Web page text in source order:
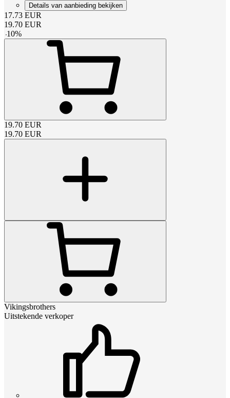
Details van aanbieding bekijken
17.73 EUR
19.70 EUR
-10%
19.70 EUR
19.70 EUR
Vikingsbrothers
Uitstekende verkoper